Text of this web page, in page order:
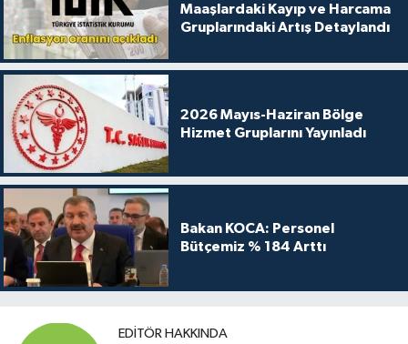
Maaşlardaki Kayıp ve Harcama
Gruplarındaki Artış Detaylandı
2026 Mayıs-Haziran Bölge
Hizmet Gruplarını Yayınladı
Bakan KOCA: Personel
Bütçemiz % 184 Arttı
EDITÖR HAKKINDA